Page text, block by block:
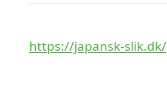
https://japansk-slik.dk/